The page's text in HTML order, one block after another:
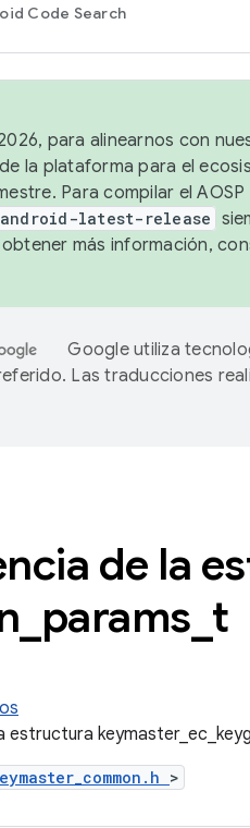
Code Search
para alinearnos con
la plataforma para el
Para compilar el
android-latest-release
obtener más información,
Google utiliza
Las traducciones
de la
params t
estructura
>